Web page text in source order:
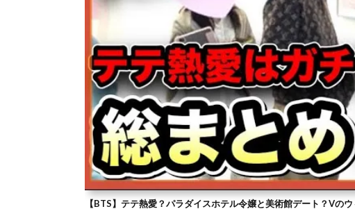
【BTS】テテ熱愛？パラダイスホテル令嬢と美術館デート？Vの